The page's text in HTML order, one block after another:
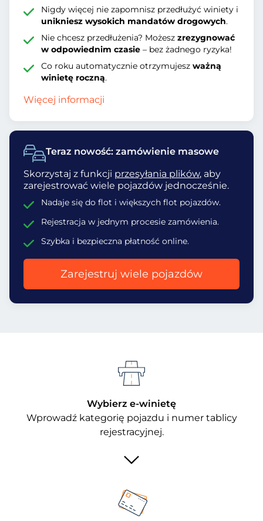
Teraz nowość: zamówienie masowe
Skorzystaj z funkcji przesyłania plików, aby
zarejestrować wiele pojazdów jednocześnie.
Nadaje się do flot i większych flot pojazdów.
Rejestracja w jednym procesie zamówienia.
Szybka i bezpieczna płatność online.
Zarejestruj wiele pojazdów
Nigdy więcej nie zapomnisz przedłużyć winiety i
unikniesz wysokich mandatów drogowych.
Nie chcesz przedłużenia? Możeszzrezygnować
w odpowiednim czasie – bez żadnego ryzyka!
Co roku automatycznie otrzymujeszważną
winietę roczną.
Więcej informacji
Wybierz e-winietę
Wprowadź kategorię pojazdu i numer tablicy
rejestracyjnej.